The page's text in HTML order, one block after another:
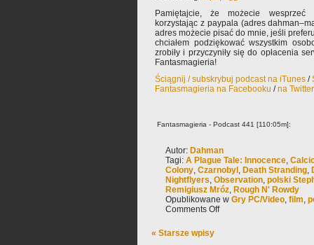
Pamiętajcie, że możecie wesprzeć
korzystając z paypala (adres
adres możecie pisać do mnie, jeśli
chciałem podziękować wszystkim
zrobiły i przyczyniły się do opłacenia
Fantasmagieria!
Ściągnij / subskrybuj podcast na iTunes /
Fantasmagieria na Facebooku /na
Fantasmagieria - Podcast 441 [110:05m]:
Autor: Dahman
Tagi: A Plague Tale: Innocence,
Colony, Czarnobyl , Death Stranding,
Nightflyers, Observation, polski
Remigiusz Mróz, Rough N' Rowdy
Opublikowane w Gry PC/Video, film,
Comments Off
« Starsze wpisy